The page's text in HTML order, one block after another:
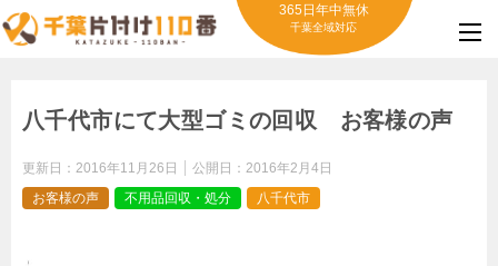
365日年中無休
千葉全域対応
八千代市にて大型ゴミの回収 お客様の声
更新日： 2016年11月26日 公開日： 2016年2月4日
お客様の声
不用品回収・処分 八千代市